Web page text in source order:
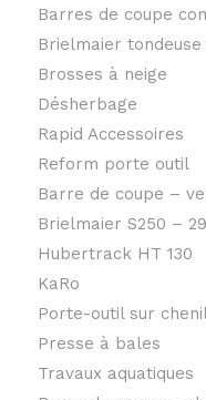
Barres de coupe
Brielmaier
Brosses à neige
Désherbage
Rapid Accessoires
Reform porte outil
Barre de coupe –
Brielmaier S250 –
Hubertrack HT 130
KaRo
Porte-outil sur
Presse à bales
Travaux aquatiques